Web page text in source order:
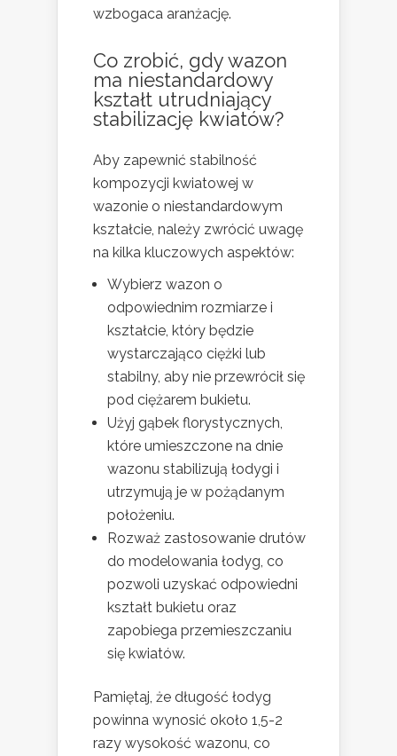
wzbogaca aranżację.
Co zrobić, gdy wazon
ma niestandardowy
kształt utrudniający
stabilizację kwiatów?
Aby zapewnić stabilność
kompozycji kwiatowej w
wazonie o niestandardowym
kształcie, należy zwrócić uwagę
na kilka kluczowych aspektów:
Wybierz wazon o
odpowiednim rozmiarze i
kształcie, który będzie
wystarczająco ciężki lub
stabilny, aby nie przewrócił się
pod ciężarem bukietu.
Użyj gąbek florystycznych,
które umieszczone na dnie
wazonu stabilizują łodygi i
utrzymują je w pożądanym
położeniu.
Rozważ zastosowanie drutów
do modelowania łodyg, co
pozwoli uzyskać odpowiedni
kształt bukietu oraz
zapobiega przemieszczaniu
się kwiatów.
Pamiętaj, że długość łodyg
powinna wynosić około 1,5-2
razy wysokość wazonu, co